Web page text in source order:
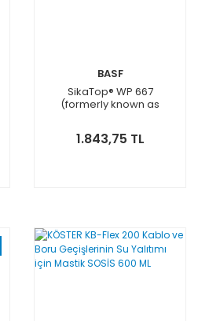
BASF
SikaTop® WP 667
(formerly known as
1.843,75 TL